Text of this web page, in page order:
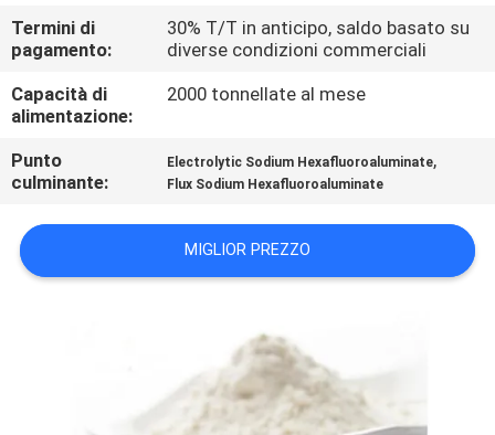
NOTIZIE
PREVENTIVO
Termini di
pagamento:
30% T/T in anticipo, saldo basato su
diverse condizioni commerciali
Capacità di
alimentazione:
2000 tonnellate al mese
Punto
culminante:
Electrolytic Sodium Hexafluoroaluminate,
Flux Sodium Hexafluoroaluminate
MIGLIOR PREZZO